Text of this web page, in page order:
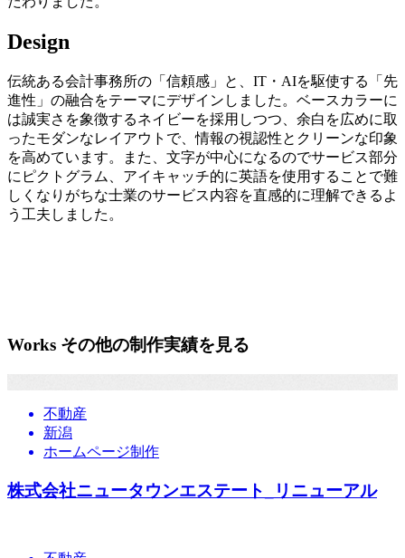
Design
伝統ある会計事務所の「信頼感」と、IT・AIを駆使する「先
進性」の融合をテーマにデザインしました。ベースカラーに
は誠実さを象徴するネイビーを採用しつつ、余白を広めに取
ったモダンなレイアウトで、情報の視認性とクリーンな印象
を高めています。また、文字が中心になるのでサービス部分
にピクトグラム、アイキャッチ的に英語を使用することで難
しくなりがちな士業のサービス内容を直感的に理解できるよ
う工夫しました。
Works その他の制作実績を見る
不動産
新潟
ホームページ制作
株式会社ニュータウンエステート_リニューアル